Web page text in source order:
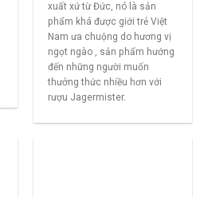
xuất xứ từ Đức, nó là sản
phẩm khá được giới trẻ Việt
Nam ưa chuộng do hương vị
ngọt ngào , sản phẩm hướng
đến những người muốn
thưởng thức nhiều hơn với
rượu Jagermister.